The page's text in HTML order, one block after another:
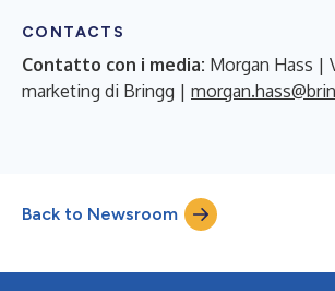
CONTACTS
Contatto con i media: Morgan Hass |
marketing di Bringg |
Back to Newsroom